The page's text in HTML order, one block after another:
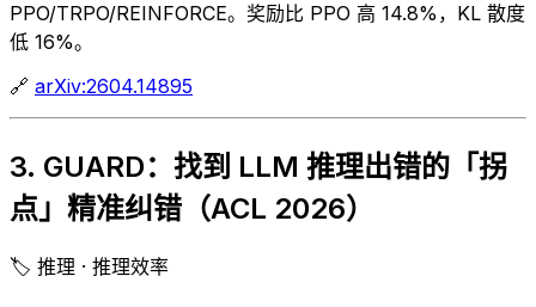
PPO/TRPO/REINFORCE。奖励比 PPO 高 14.8%，KL 散度
低 16%。
🔗 arXiv:2604.14895
3. GUARD：找到 LLM 推理出错的「拐
点」精准纠错（ACL 2026）
🏷️ 推理 · 推理效率